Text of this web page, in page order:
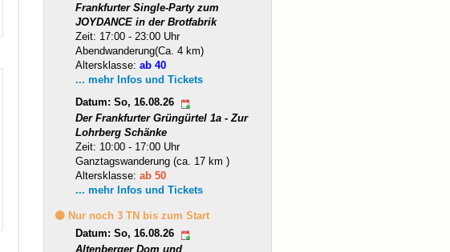
Frankfurter Single-Party zum
JOYDANCE in der Brotfabrik
Zeit: 17:00 - 23:00 Uhr
Abendwanderung(Ca. 4 km)
Altersklasse:ab 40
... mehr Infos und Tickets
Datum: So, 16.08.26
Der Frankfurter Grüngürtel 1a - Zur
Lohrberg Schänke
Zeit: 10:00 - 17:00 Uhr
Ganztagswanderung (ca. 17 km )
Altersklasse:ab 50
... mehr Infos und Tickets
🟡 Nur noch 3 TN bis zum Start
Datum: So, 16.08.26
Altenberger Dom und